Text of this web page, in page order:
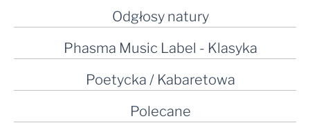
Odgłosy natury
Phasma Music Label - Klasyka
Poetycka / Kabaretowa
Polecane